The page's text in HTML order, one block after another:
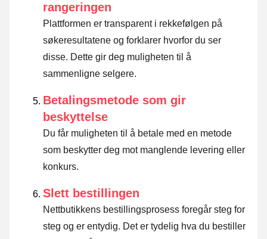
rangeringen
Plattformen er transparent i rekkefølgen på
søkeresultatene og forklarer hvorfor du ser
disse. Dette gir deg muligheten til å
sammenligne selgere.
Betalingsmetode som gir
beskyttelse
Du får muligheten til å betale med en metode
som beskytter deg mot manglende levering eller
konkurs.
Slett bestillingen
Nettbutikkens bestillingsprosess foregår steg for
steg og er entydig. Det er tydelig hva du bestiller